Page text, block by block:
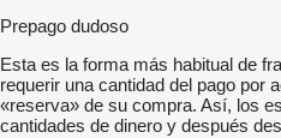
Prepago dudoso
Esta es la forma más habitual de
requerir una cantidad del pago por
«reserva» de su compra. Así, los
cantidades de dinero y después